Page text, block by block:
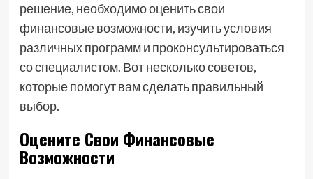
решение, необходимо оценить свои
финансовые возможности, изучить условия
различных программ и проконсультироваться
со специалистом. Вот несколько советов,
которые помогут вам сделать правильный
выбор.
Оцените Свои Финансовые
Возможности